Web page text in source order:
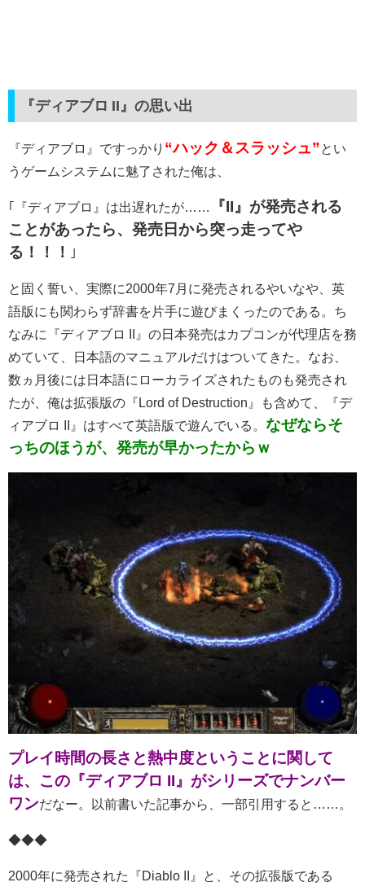
『ディアブロ II』の思い出
『ディアブロ』ですっかり “ハック＆スラッシュ” とい
うゲームシステムに魅了された俺は、
｢『ディアブロ』は出遅れたが……
『II』が発売される
ことがあったら、発売日から突っ走ってや
る！！！
｣
と固く誓い、実際に2000年7月に発売されるやいなや、英
語版にも関わらず辞書を片手に遊びまくったのである。ち
なみに『ディアブロ II』の日本発売はカプコンが代理店を務
めていて、日本語のマニュアルだけはついてきた。なお、
数ヵ月後には日本語にローカライズされたものも発売され
たが、俺は拡張版の『Lord of Destruction』も含めて、『デ
ィアブロ II』はすべて英語版で遊んでいる。 なぜならそ
っちのほうが、発売が早かったからｗ
プレイ時間の長さと熱中度ということに関して
は、この『ディアブロ II』がシリーズでナンバー
ワンだなー。以前書いた記事から、一部引用すると……。
◆◆◆
2000年に発売された『Diablo II』と、その拡張版である